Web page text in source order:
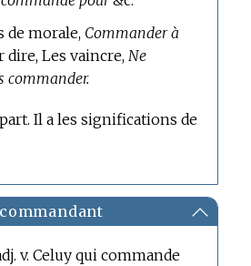
de morale, Commander à
dire, Les vaincre, Ne
commander.
part. Il a les significations de
commandant
v. Celuy qui commande